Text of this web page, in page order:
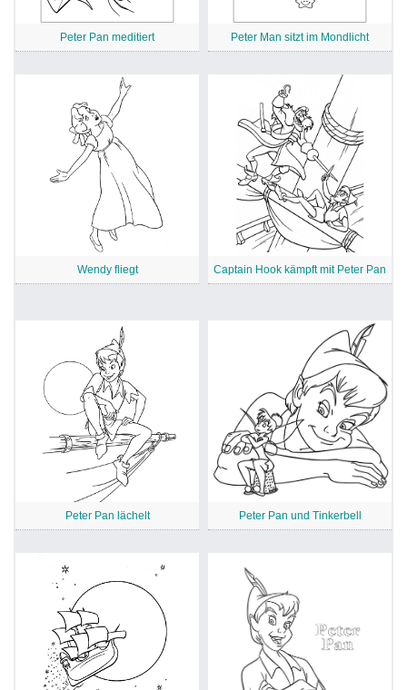
Peter Pan meditiert Peter Man sitzt im Mondlicht
Wendy fliegt Captain Hook kämpft mit Peter Pan
Peter Pan lächelt Peter Pan und Tinkerbell